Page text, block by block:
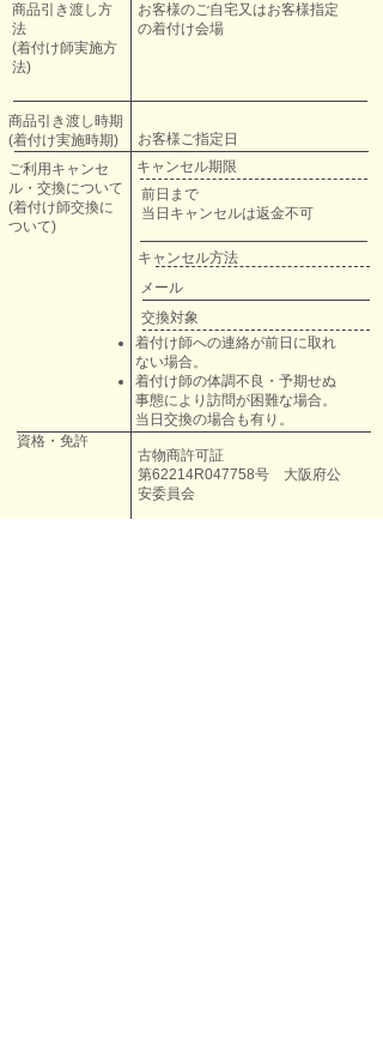
古物商許可証
第62214R047758号 大阪府公
安委員会
資格・免許
着付け師への連絡が前日に取れ
ない場合。
​着付け師の体調不良・予期せぬ
事態により訪問が困難な場合。
当日交換の場合も有り。
交換対象
キャンセル方法
キャンセル期限
前日まで
​当日キャンセルは返金不可
メール
ご利用キャンセ
ル・ 交換について
(着付け師交換に
ついて)
お客様ご指定日
商品引き渡し時期
​(着付け実施時期)
お客様のご自宅又はお客様指定
の着付け会場
商品引き渡し方
法
​(着付け師実施方
法)